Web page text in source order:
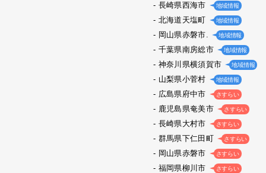
長崎県西海市 地域情報
北海道天塩町 地域情報
岡山県赤磐市. 地域情報
千葉県南房総市 地域情報
神奈川県横須賀市 地域情報
山梨県小菅村 地域情報
広島県府中市 さすらい
鹿児島県奄美市 さすらい
長崎県大村市 さすらい
群馬県下仁田町 さすらい
岡山県赤磐市 さすらい
福岡県柳川市 さすらい